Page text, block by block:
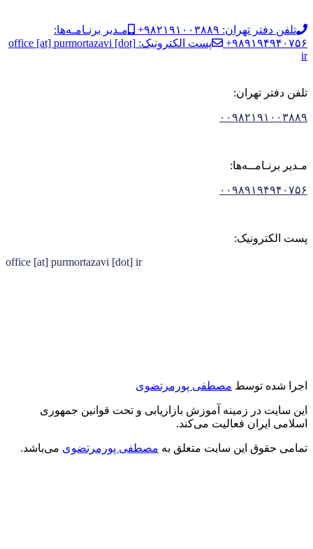
تلفن دفتر تهران: ۹۸۲۱۹۱۰۰۳۸۸۹+
مـدیر برنـامـه‌ها:
۹۸۹۱۹۴۹۴۰۷۵۶+
پست الکترونیک: office [at] purmortazavi [dot]
ir
تلفن دفتر تهران:
۰۰۹۸۲۱۹۱۰۰۳۸۸۹
مـدیر برنـامــه‌ها:
۰۰۹۸۹۱۹۴۹۴۰۷۵۶
پست الکترونیک:
office [at] purmortazavi [dot] ir
اجرا شده توسط مصطفی پورمرتضوی
این سایت در زمینه آموزش بازاریابی و تحت قوانین جمهوری
اسلامی ایران فعالیت می‌کند.
تمامی حقوق این سایت متعلق به مصطفی پورمرتضوی می‌باشد.